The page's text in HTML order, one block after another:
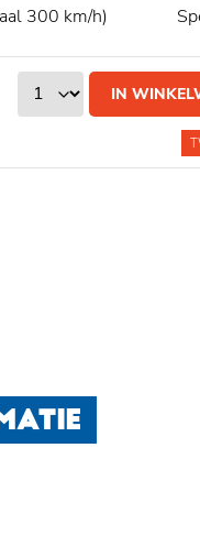
300 km/h)
IN